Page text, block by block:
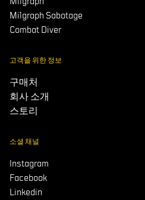
Milgraph Sabotage
Combat Diver
고객을 위한 정보
구매처
회사 소개
스토리
소셜 채널
Instagram
Facebook
Linkedin